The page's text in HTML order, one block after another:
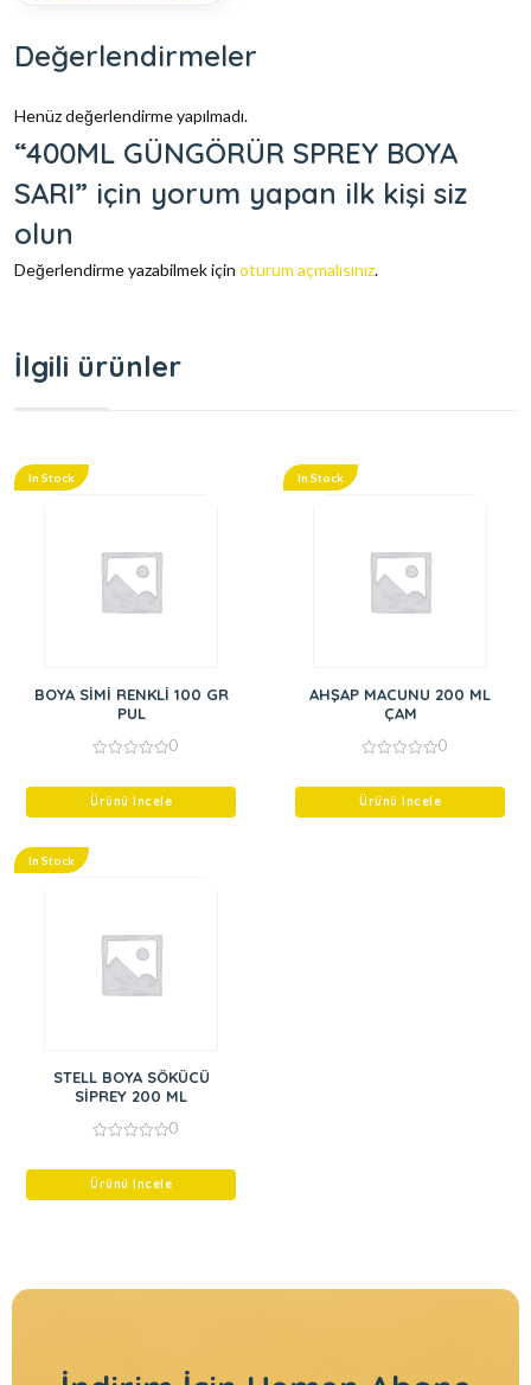
Değerlendirmeler
Henüz değerlendirme yapılmadı.
“400ML GÜNGÖRÜR SPREY BOYA
SARI” için yorum yapan ilk kişi siz
olun
Değerlendirme yazabilmek için oturum açmalısınız.
İlgili ürünler
In Stock
BOYA SİMİ RENKLİ 100 GR
PUL
of
0
Ürünü İncele
In Stock
AHŞAP MACUNU 200 ML
ÇAM
of
0
Ürünü İncele
In Stock
STELL BOYA SÖKÜCÜ
SİPREY 200 ML
of
0
Ürünü İncele